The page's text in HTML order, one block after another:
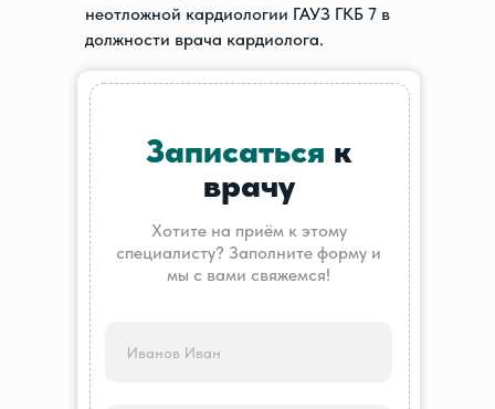
неотложной кардиологии ГАУЗ ГКБ 7 в
должности врача кардиолога.
Записаться к
врачу
Хотите на приём к этому
специалисту? Заполните форму и
мы с вами свяжемся!